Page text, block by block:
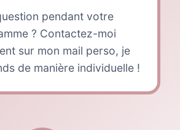
pendant votre
? Contactez-moi
sur mon mail perso, je
de manière individuelle !